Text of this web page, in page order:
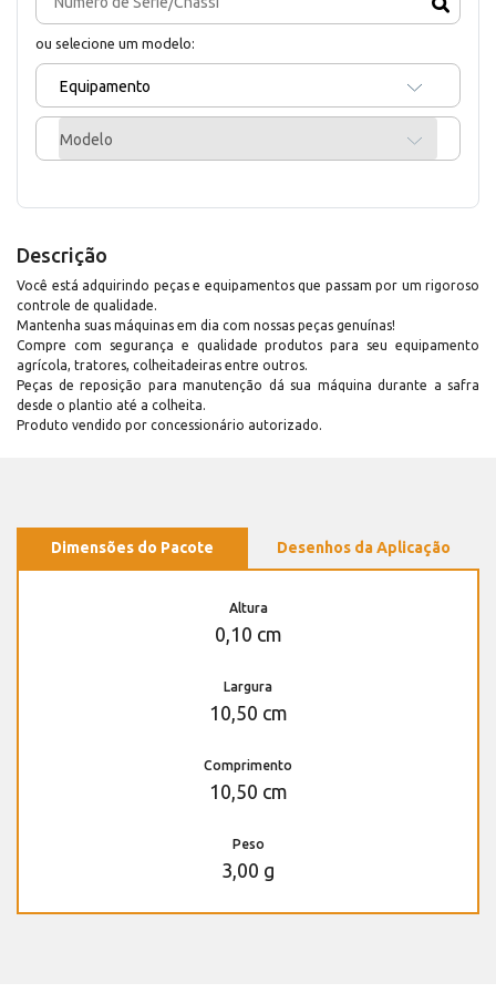
ou selecione um modelo:
Equipamento
Modelo
Descrição
Você está adquirindo peças e equipamentos que passam por um rigoroso
controle de qualidade.
Mantenha suas máquinas em dia com nossas peças genuínas!
Compre com segurança e qualidade produtos para seu equipamento
agrícola, tratores, colheitadeiras entre outros.
Peças de reposição para manutenção dá sua máquina durante a safra
desde o plantio até a colheita.
Produto vendido por concessionário autorizado.
Dimensões do Pacote Desenhos da Aplicação
Altura
0,10 cm
Largura
10,50 cm
Comprimento
10,50 cm
Peso
3,00 g